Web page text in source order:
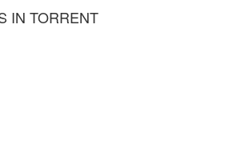
IN TORRENT